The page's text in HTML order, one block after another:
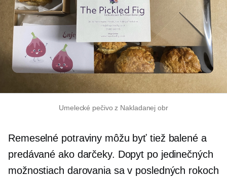
Umelecké pečivo z Nakladanej obr
Remeselné potraviny môžu byť tiež balené a
predávané ako darčeky. Dopyt po jedinečných
možnostiach darovania sa v posledných rokoch